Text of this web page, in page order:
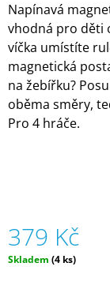
Napínavá
vhodná pro děti
víčka umístíte
magnetická
na žebířku?
oběma směry,
Pro 4 hráče.
379 Kč
Měrná
Skladem (4 ks)
D
O
P
O
M
E